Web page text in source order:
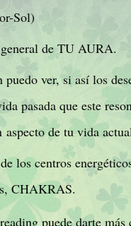
Sol)
de TU AURA.
puedo ver, si así los
pasada que este
aspecto de tu vida
los centros
CHAKRAS.
puede darte más